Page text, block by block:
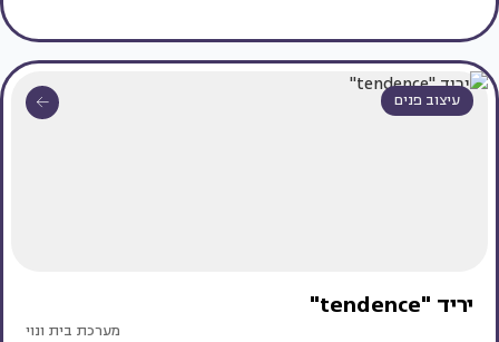
עיצוב פנים
יריד "tendence"
מערכת בית ונוי